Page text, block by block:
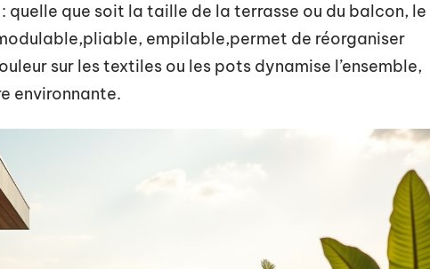
quelle que soit la taille de la terrasse ou du balcon, le
empilable,permet de réorganiser
sur les textiles ou les pots dynamise l’ensemble,
environnante.